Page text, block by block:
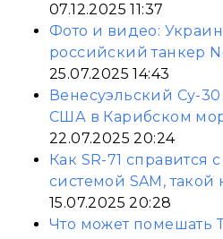
07.12.2025 11:37
Фото и видео:
российский танкер
25.07.2025 14:43
Венесуэльский Су-
США в Карибском
22.07.2025 20:24
Как SR-71 справится
системой SAM, такой
15.07.2025 20:28
Что может помешать